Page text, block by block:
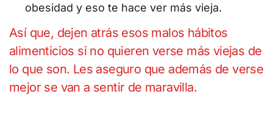
obesidad y eso te hace ver más vieja.
Así que, dejen atrás esos malos hábitos
alimenticios si no quieren verse más viejas de
lo que son. Les aseguro que además de verse
mejor se van a sentir de maravilla.